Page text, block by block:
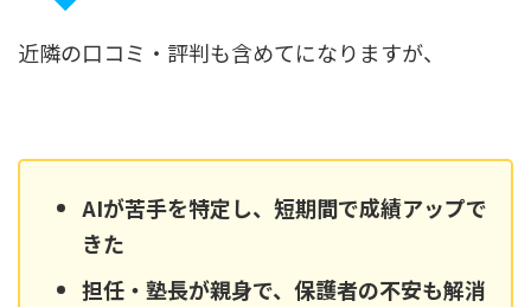
近隣の口コミ・評判も含めてになりますが、
AIが苦手を特定し、短期間で成績アップで
きた
担任・塾長が親身で、保護者の不安も解消